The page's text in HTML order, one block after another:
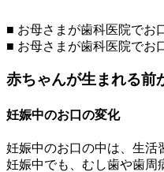
■ お母さまが歯科医院でお
■ お母さまが歯科医院でお
赤ちゃんが生まれる前
妊娠中のお口の変化
妊娠中のお口の中は、生活
妊娠中でも、むし歯や歯周